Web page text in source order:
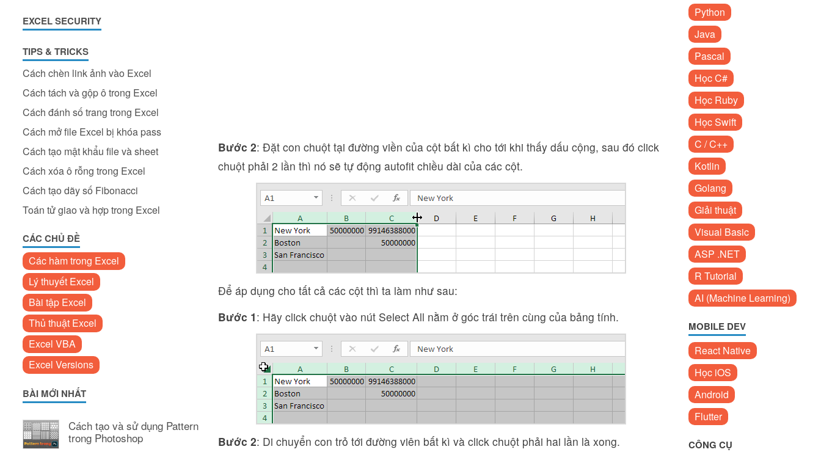
EXCEL SECURITY
TIPS & TRICKS
Cách chèn link ảnh vào Excel
Cách tách và gộp ô trong Excel
Cách đánh số trang trong Excel
Cách mở file Excel bị khóa pass
Cách tạo mật khẩu file và sheet
Cách xóa ô rỗng trong Excel
Cách tạo dãy số Fibonacci
Toán tử giao và hợp trong Excel
CÁC CHỦ ĐỀ
Các hàm trong Excel
Lý thuyết Excel
Bài tập Excel
Thủ thuật Excel
Excel VBA
Excel Versions
BÀI MỚI NHẤT
Cách tạo và sử dụng Pattern
trong Photoshop
Bước 2: Đặt con chuột tại đường viền của cột bất kì cho tới khi thấy dấu cộng, sau đó click
chuột phải 2 lần thì nó sẽ tự động autofit chiều dài của các cột.
Để áp dụng cho tất cả các cột thì ta làm như sau:
Bước 1: Hãy click chuột vào nút Select All nằm ở góc trái trên cùng của bảng tính.
Bước 2: Di chuyển con trỏ tới đường viên bất kì và click chuột phải hai lần là xong.
Python
Java
Pascal
Học C#
Học Ruby
Học Swift
C / C++
Kotlin
Golang
Giải thuật
Visual Basic
ASP .NET
R Tutorial
AI (Machine Learning)
MOBILE DEV
React Native
Học iOS
Android
Flutter
CÔNG CỤ